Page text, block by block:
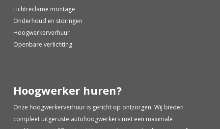
Lichtreclame montage
Onderhoud en storingen
Hoogwerkerverhuur
Openbare verlichting
Hoogwerker huren?
Onze hoogwerkerverhuur is gericht op ontzorgen. Wij bieden
compleet uitgeruste autohoogwerkers met een maximale